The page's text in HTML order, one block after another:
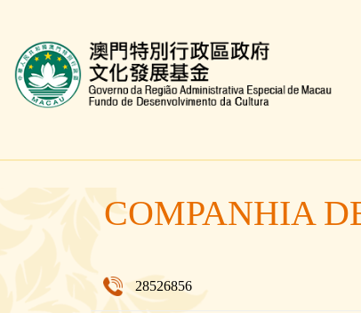
Fundo de Desenvolvimento da Cultura
COMPANHIA
28526856